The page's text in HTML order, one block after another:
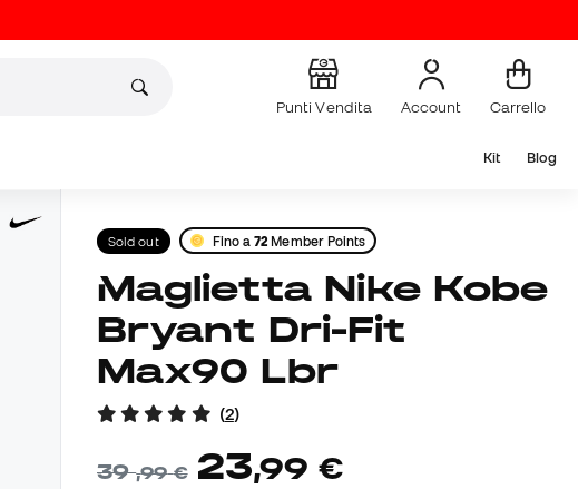
Punti Vendita Account Carrello
Kit Blog
Sold out Fino a72 Member Points
Maglietta Nike Kobe
Bryant Dri-Fit
Max90 Lbr
(2)
39,99 € 23,99 €